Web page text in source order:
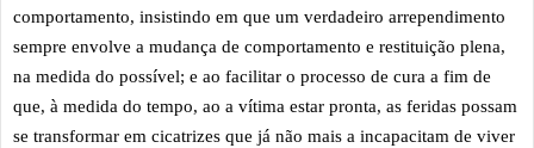
comportamento, insistindo em que um verdadeiro arrependimento
sempre envolve a mudança de comportamento e restituição plena,
na medida do possível; e ao facilitar o processo de cura a fim de
que, à medida do tempo, ao a vítima estar pronta, as feridas possam
se transformar em cicatrizes que já não mais a incapacitam de viver